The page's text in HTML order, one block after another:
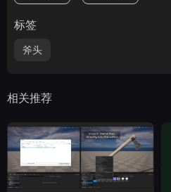
标签
斧头
相关推荐